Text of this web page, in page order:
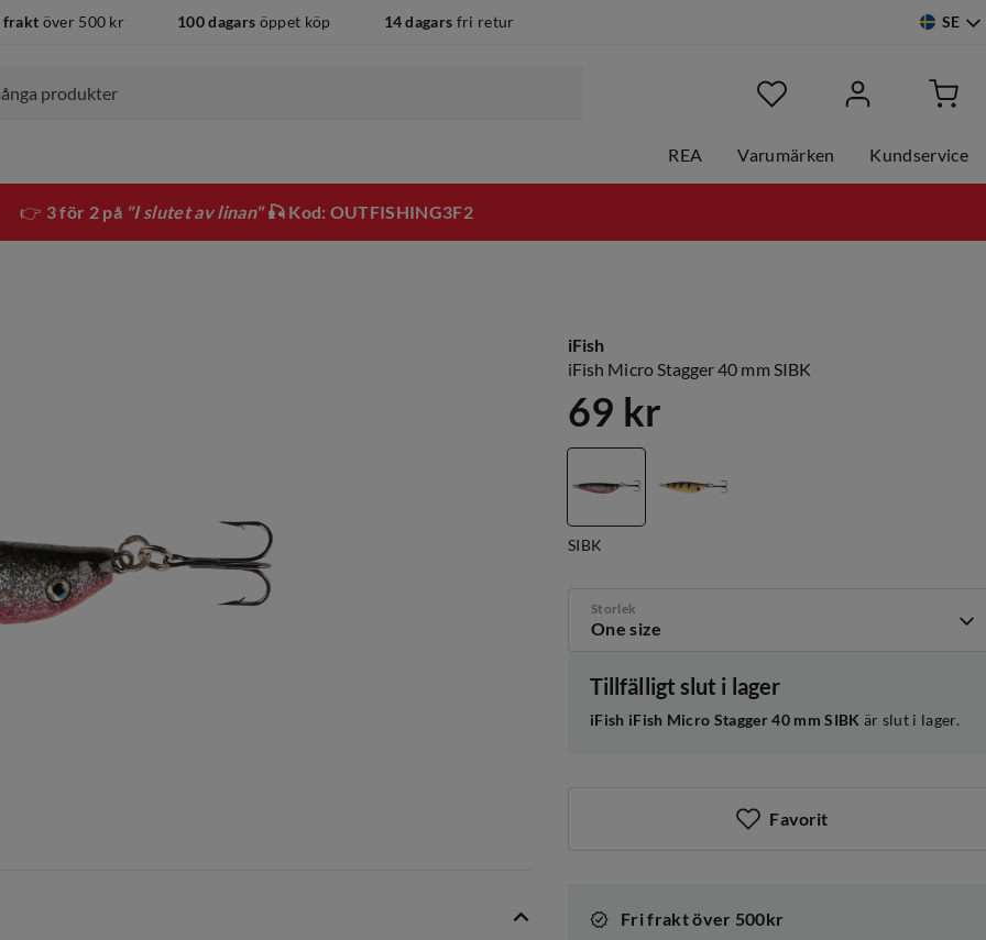
frakt över 500 kr 100 dagars öppet köp 14 dagars fri retur SE
REA Varumärken Kundservice
👉 3 för 2 på "I slutet av linan"🎣 Kod: OUTFISHING3F2
iFish
iFish Micro Stagger 40 mm SIBK
price
69 kr
SIBK
Storlek
One size
Tillfälligt slut i lager
iFish iFish Micro Stagger 40 mm SIBK är slut i lager.
Favorit
Fri frakt över 500kr